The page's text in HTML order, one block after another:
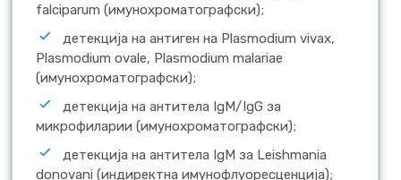
falciparum (имунохроматографски);
детекција на антиген на Plasmodium vivax,
Plasmodium ovale, Plasmodium malariae
(имунохроматографски);
детекција на антитела IgM/IgG за
микрофиларии (имунохроматографски);
детекција на антитела IgM за Leishmania
donovani (индиректна имунофлуоресценција);